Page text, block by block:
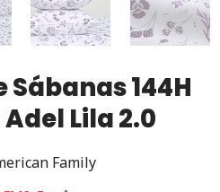
Sábanas 144H
Lila 2.0
Family